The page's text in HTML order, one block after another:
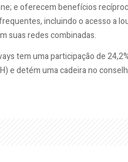
e oferecem benefícios
incluindo o acesso a
suas redes combinadas.
tem uma participação de
e detém uma cadeira no